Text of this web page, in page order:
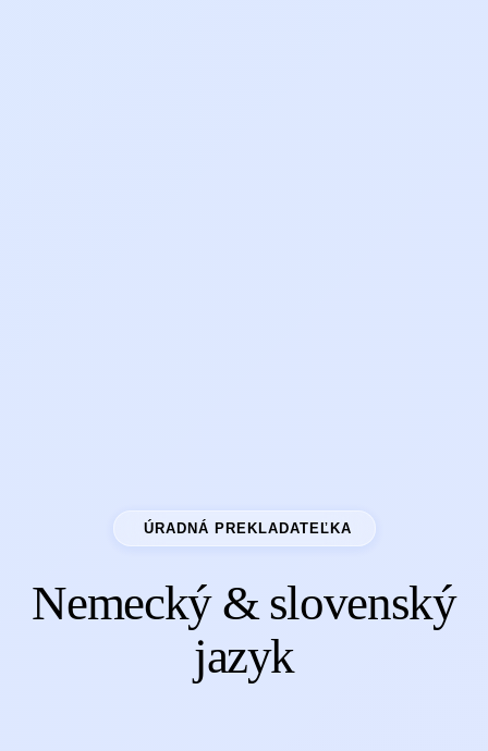
ÚRADNÁ PREKLADATEĽKA
Nemecký & slovenský
jazyk